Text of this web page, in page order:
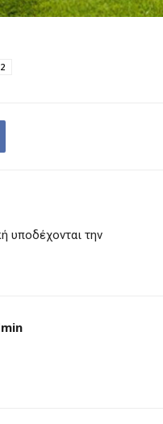
υποδέχονται την